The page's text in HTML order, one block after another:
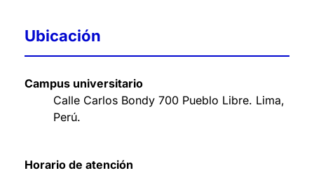
Ubicación
Campus universitario
Calle Carlos Bondy 700 Pueblo Libre. Lima,
Perú.
Horario de atención